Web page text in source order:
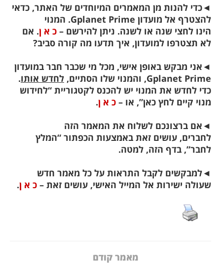
◄כדי להנות מן המאמרים המיוחדים של האתר, כדאי
להצטרף אל מועדון Gplanet Prime. המנוי
הינו לחצי שנה או לשנה. ניתן להירשם – כ א ן. אם
לא תצטרפו למועדון, איך תדעו מה קורה סביב?
◄ אני מבקש באופן אישי, מכל מי שכבר חבר במועדון
Gplanet Prime, והמנוי שלו הסתיים,
לחדש אותו.
כדי לחדש את המנוי יש להכנס לקטגוריית “לחידוש
מנוי קיים לחץ כאן”, או – כ א ן.
◄ אם ברצונכם לשלוח את המאמר הזה
לחברים, עושים זאת באמצעות הכפתור “המלץ
לחבר”, בדף הזה, למטה.
◄למבקשים לקבל התראות על כל מאמר חדש
שעולה ישירות אל המייל האישי, עושים זאת – כ א ן.
מאמר קודם